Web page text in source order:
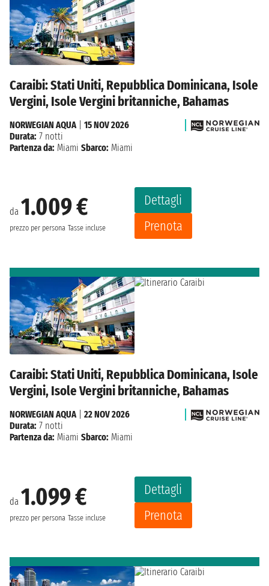
Caraibi: Stati Uniti, Repubblica Dominicana, Isole
Vergini, Isole Vergini britanniche, Bahamas
da 1.009 €
prezzo per persona Tasse incluse
Dettagli
Prenota
NORWEGIAN AQUA| 15 NOV 2026
Durata: 7 notti
Partenza da: Miami Sbarco: Miami
Caraibi: Stati Uniti, Repubblica Dominicana, Isole
Vergini, Isole Vergini britanniche, Bahamas
da 1.099 €
prezzo per persona Tasse incluse
Dettagli
Prenota
NORWEGIAN AQUA| 22 NOV 2026
Durata: 7 notti
Partenza da: Miami Sbarco: Miami